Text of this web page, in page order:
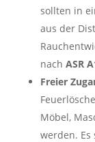
sollten in
aus der
nach ASR
Freier
Möbel,
werden. Es